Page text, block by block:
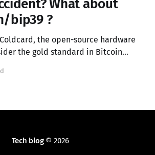
What about
bip39 ?
the open-source hardware
the gold standard in Bitcoin
March 2021 had silently replaced
Tech blog© 2026